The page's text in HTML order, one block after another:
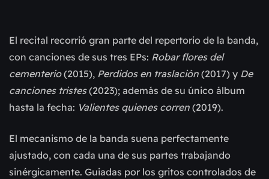
El recital recorrió gran parte del repertorio de la banda,
con canciones de sus tres EPs: Robar flores del
cementerio(2015), Perdidos en traslación (2017) y De
canciones tristes(2023); además de su único álbum
hasta la fecha: Valientes quienes corren (2019).
El mecanismo de la banda suena perfectamente
ajustado, con cada una de sus partes trabajando
sinérgicamente. Guiadas por los gritos controlados de